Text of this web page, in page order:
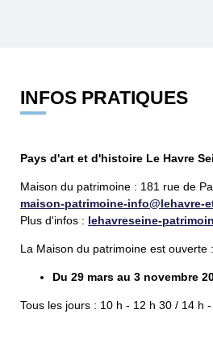
INFOS PRATIQUES
Pays d'art et d'histoire Le Havre
Maison du patrimoine : 181 rue de
maison-patrimoine-info@lehavre-
Plus d'infos : lehavreseine-
La Maison du patrimoine est ouverte :
Du 29 mars au 3 novembre
Tous les jours : 10 h - 12 h 30 / 14 h